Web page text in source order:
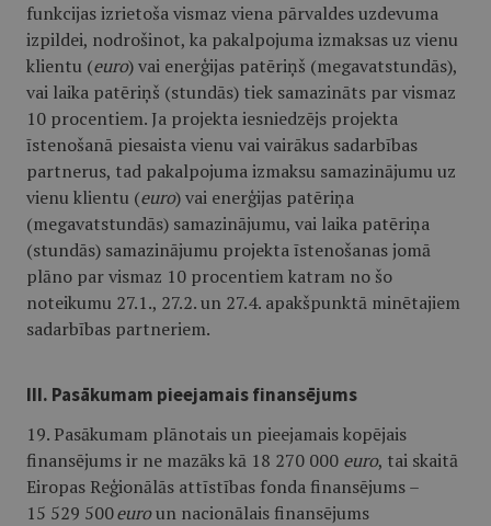
funkcijas izrietoša vismaz viena pārvaldes uzdevuma
izpildei, nodrošinot, ka pakalpojuma izmaksas uz vienu
klientu (euro) vai enerģijas patēriņš (megavatstundās),
vai laika patēriņš (stundās) tiek samazināts par vismaz
10 procentiem. Ja projekta iesniedzējs projekta
īstenošanā piesaista vienu vai vairākus sadarbības
partnerus, tad pakalpojuma izmaksu samazinājumu uz
vienu klientu (euro) vai enerģijas patēriņa
(megavatstundās) samazinājumu, vai laika patēriņa
(stundās) samazinājumu projekta īstenošanas jomā
plāno par vismaz 10 procentiem katram no šo
noteikumu 27.1., 27.2. un 27.4. apakšpunktā minētajiem
sadarbības partneriem.
III. Pasākumam pieejamais finansējums
19. Pasākumam plānotais un pieejamais kopējais
finansējums ir ne mazāks kā 18 270 000 euro, tai skaitā
Eiropas Reģionālās attīstības fonda finansējums –
15 529 500euroun nacionālais finansējums